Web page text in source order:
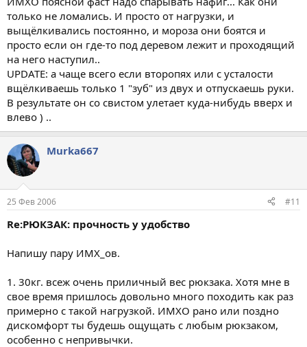
только не ломались. И просто от нагрузки, и
выщёлкивались постоянно, и мороза они боятся и
просто если он где-то под деревом лежит и проходящий
на него наступил..
UPDATE: а чаще всего если второпях или с усталости
вщёлкиваешь только 1 "зуб" из двух и отпускаешь руки.
В результате он со свистом улетает куда-нибудь вверх и
влево ) ..
Murka667
25 Фев 2006 #11
Re:РЮКЗАК: прочность у удобство
Напишу пару ИМХ_ов.
1. 30кг. всеж очень приличный вес рюкзака. Хотя мне в
свое время пришлось довольно много походить как раз
примерно с такой нагрузкой. ИМХО рано или поздно
дискомфорт ты будешь ощущать с любым рюкзаком,
особенно с непривычки.